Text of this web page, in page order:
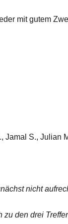
mit gutem
Jamal S., Julian
nicht
zu den drei